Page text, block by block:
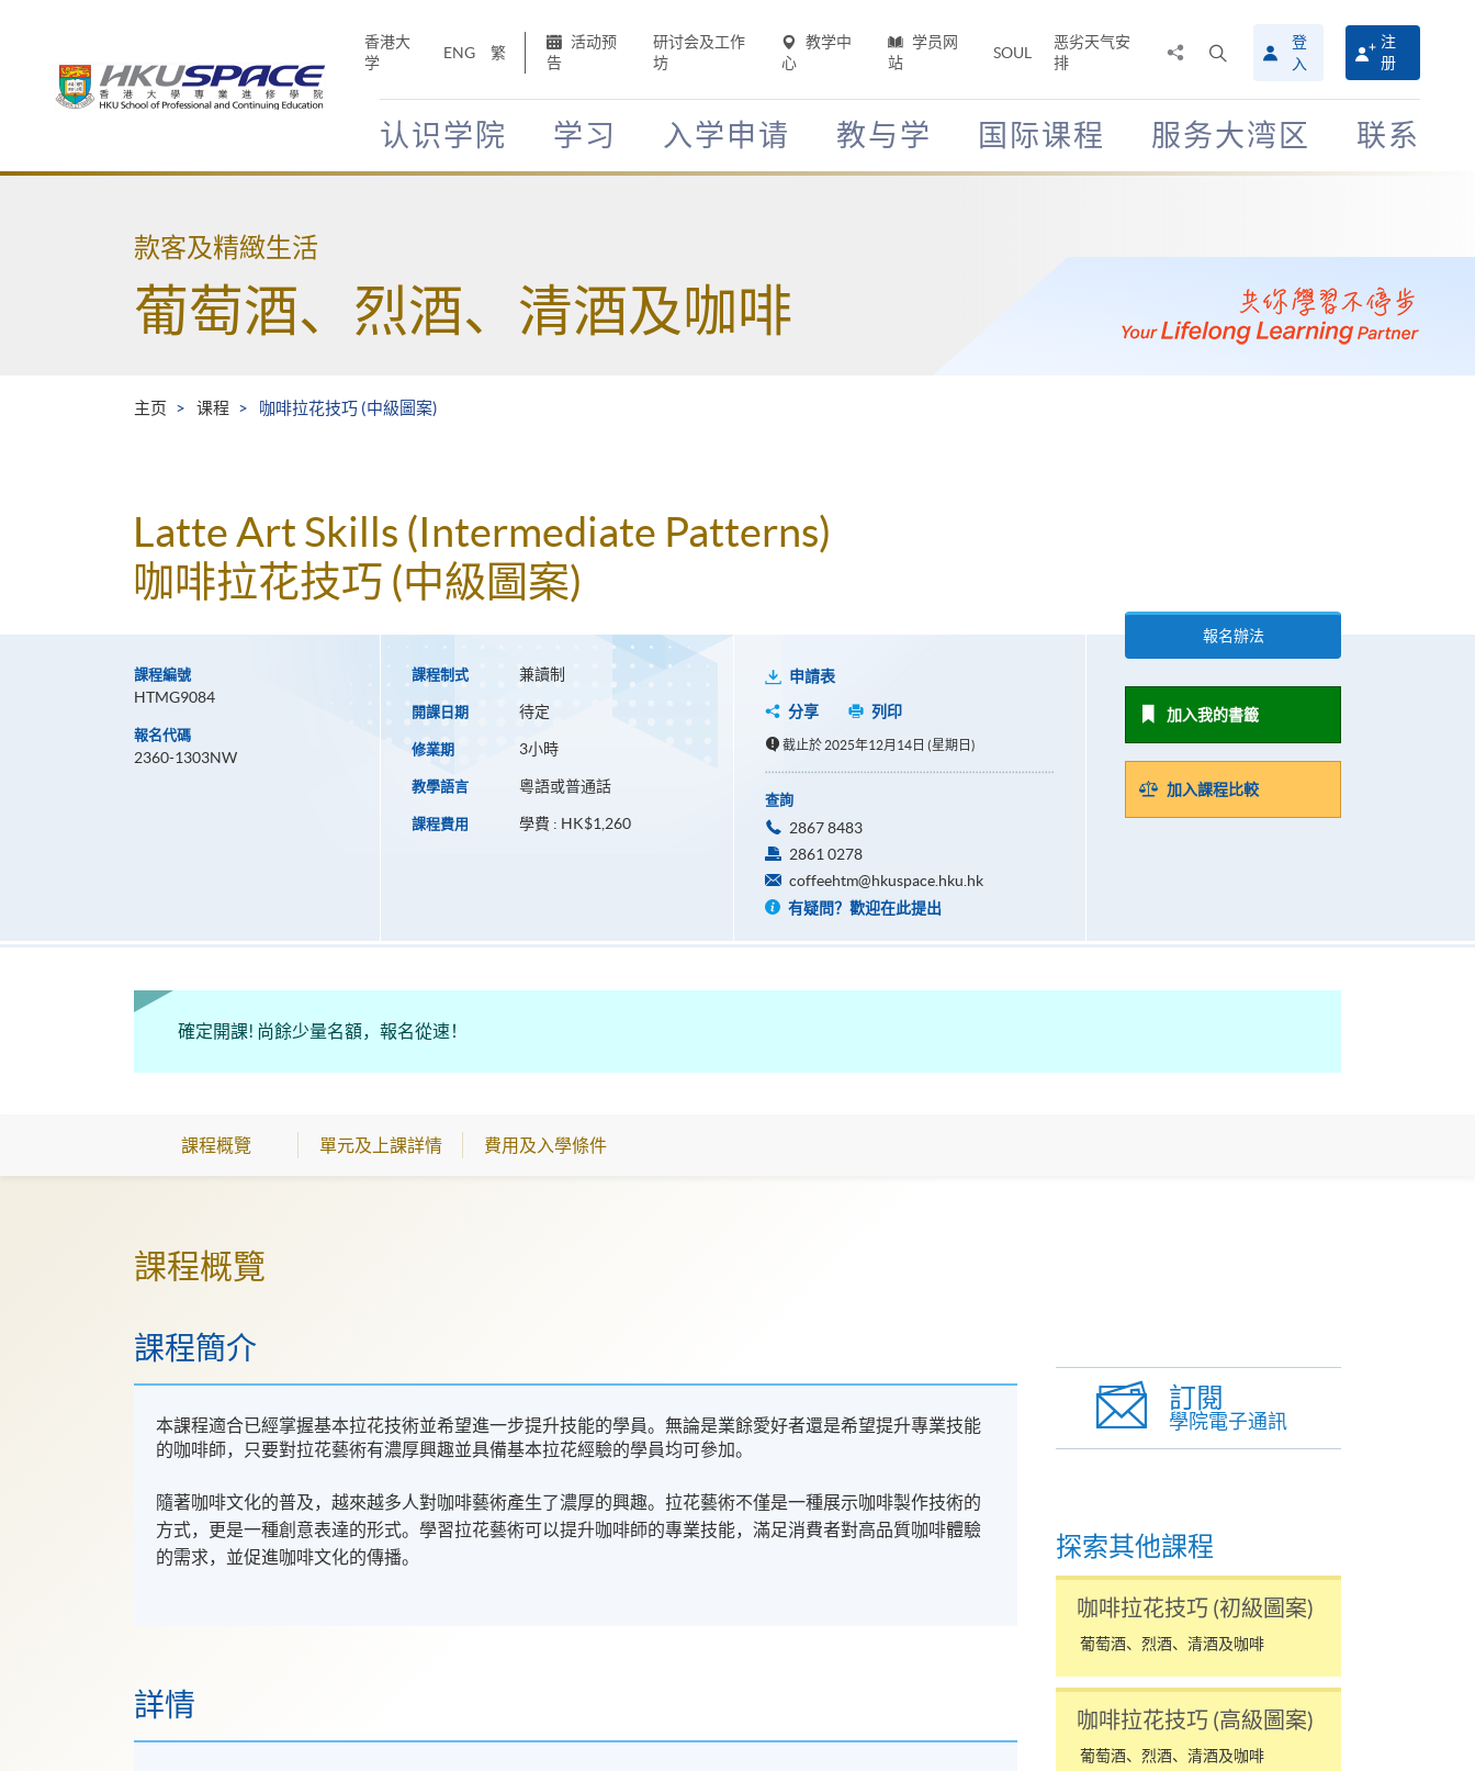
香港大
学
ENG 繁
活动预
告
研讨会及工作
坊
教学中
心
学员网
站
SOUL
恶劣天气安
排
搜
寻
介
面
登
入
注
册
认识学院 学习 入学申请 教与学 国际课程 服务大湾区 联系
Main
款客及精緻生活
葡萄酒、烈酒、清酒及咖啡
主页 课程 咖啡拉花技巧 (中級圖案)
Latte Art Skills (Intermediate Patterns)
咖啡拉花技巧 (中級圖案)
課程編號
HTMG9084
報名代碼
2360-1303NW
課程制式 兼讀制
開課日期 待定
修業期 3小時
教學語言 粵語或普通話
課程費用 學費 : HK$1,260
申請表
分享
列印
截止於 2025年12月14日 (星期日)
查詢
2867 8483
2861 0278
coffeehtm@hkuspace.hku.hk
有疑問？歡迎在此提出
報名辦法
加入我的書籤
加入課程比較
確定開課! 尚餘少量名額，報名從速！
課程概覽 單元及上課詳情 費用及入學條件
課程概覽
課程簡介
本課程適合已經掌握基本拉花技術並希望進一步提升技能的學員。無論是業餘愛好者還是希望提升專業技能
的咖啡師，只要對拉花藝術有濃厚興趣並具備基本拉花經驗的學員均可參加。
隨著咖啡文化的普及，越來越多人對咖啡藝術產生了濃厚的興趣。拉花藝術不僅是一種展示咖啡製作技術的
方式，更是一種創意表達的形式。學習拉花藝術可以提升咖啡師的專業技能，滿足消費者對高品質咖啡體驗
的需求，並促進咖啡文化的傳播。
詳情
訂閱
學院電子通訊
探索其他課程
咖啡拉花技巧 (初級圖案)
葡萄酒、烈酒、清酒及咖啡
咖啡拉花技巧 (高級圖案)
葡萄酒、烈酒、清酒及咖啡